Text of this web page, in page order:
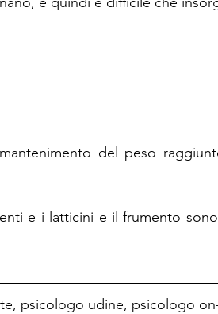
del peso
e i latticini e il frumento
psicologo udine, psicologo